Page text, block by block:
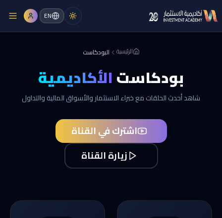
EN
الرئيسية البودكاست
بودكاستالأكاديمية
شاهد أحدث الحلقات مع خبراء الاستثمار والأسواق المالية والتداول
اشترك في القناة
زيارة القناة